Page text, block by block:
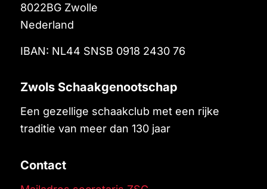
8022BG Zwolle
Nederland
IBAN: NL44 SNSB 0918 2430 76
Zwols Schaakgenootschap
Een gezellige schaakclub met een rijke
traditie van meer dan 130 jaar
Contact